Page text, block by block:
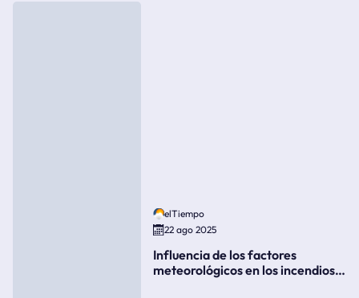
elTiempo
22 ago 2025
Influencia de los factores
meteorológicos en los incendios